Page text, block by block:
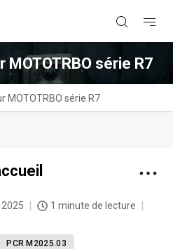
série R7
MOTOTRBO série R7
1 minute de lecture
PCR M2025.03